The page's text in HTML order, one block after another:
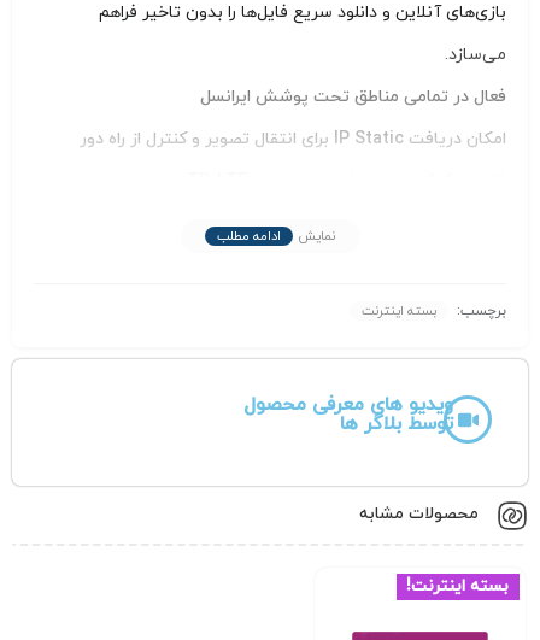
بازی‌های آنلاین و دانلود سریع فایل‌ها را بدون تاخیر فراهم
می‌سازد.
فعال در تمامی مناطق تحت پوشش ایرانسل
امکان دریافت IP Static برای انتقال تصویر و کنترل از راه دور
قابلیت شارژ مجدد بعد از اتمام طرح
اینترنت برای همه با ارائه طرح های تشویقی متناسب با هر بودجه
ای در چهارفصل سال خرید آسان را برای شما مهیا کرده ایم.
ایرانسل است و از دکل های ایرانسل جهت آنتن دهی استتفاده
همین حالا به خانواده بزرگ سپنتا بپیوندید و از تجربه بی‌نظیر
نمایش ادامه مطلب
برچسب: بسته اینترنت
ویدیو های معرفی محصول
توسط بلاگر ها
محصولات مشابه
بسته اینترنت!